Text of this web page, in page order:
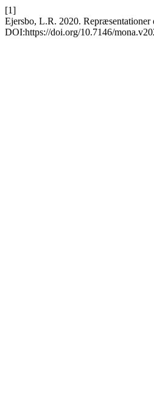
[1]
Ejersbo, L.R. 2020. Repræsentationer
DOI:https://doi.org/10.7146/